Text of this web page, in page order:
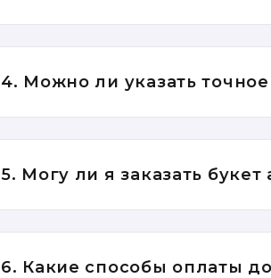
4. Можно ли указать
5. Могу ли я заказать
6. Какие способы оплаты